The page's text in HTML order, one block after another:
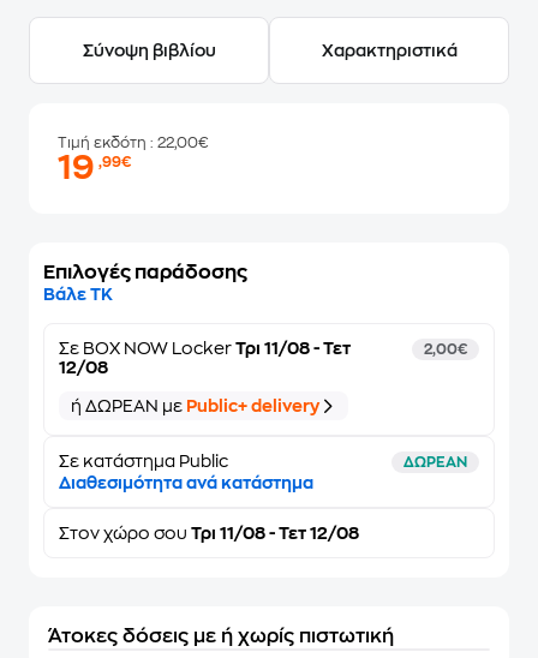
Σύνοψη βιβλίου Χαρακτηριστικά
Τιμή εκδότη : 22,00€
19,99€
Επιλογές παράδοσης
Βάλε ΤΚ
Σε BOX NOW Locker Τρι 11/08 - Τετ
12/08
2,00€
ή ΔΩΡΕΑΝ με Public+ delivery
Σε κατάστημα Public ΔΩΡΕΑΝ
Διαθεσιμότητα ανά κατάστημα
Στον χώρο σου Τρι 11/08 - Τετ 12/08
Άτοκες δόσεις με ή χωρίς πιστωτική